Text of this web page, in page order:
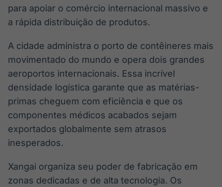
para apoiar o comércio internacional massivo e
a rápida distribuição de produtos.
A cidade administra o porto de contêineres mais
movimentado do mundo e opera dois grandes
aeroportos internacionais. Essa incrível
densidade logística garante que as matérias-
primas cheguem com eficiência e que os
componentes médicos acabados sejam
exportados globalmente sem atrasos
inesperados.
Xangai organiza seu poder de fabricação em
zonas dedicadas e de alta tecnologia. Os